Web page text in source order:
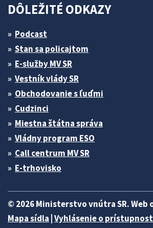
DÔLEŽITÉ ODKAZY
Podcast
Stan sa policajtom
E-služby MV SR
Vestník vlády SR
Obchodovanie s ľuďmi
Cudzinci
Miestna štátna správa
Vládny program ESO
Call centrum MV SR
E-trhovisko
© 2026 Ministerstvo vnútra SR. Web
Mapa sídla Vyhlásenie o